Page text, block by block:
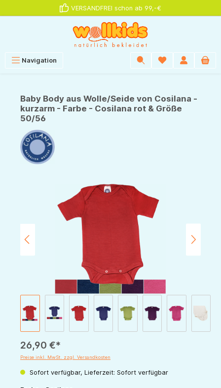
VERSANDFREI schon ab 99,-€
Navigation
Baby Body aus Wolle/Seide von Cosilana -
kurzarm - Farbe - Cosilana rot & Größe
50/56
Bildergalerie überspringen
26,90 €*
Preise inkl. MwSt. zzgl. Versandkosten
Sofort verfügbar, Lieferzeit: Sofort verfügbar